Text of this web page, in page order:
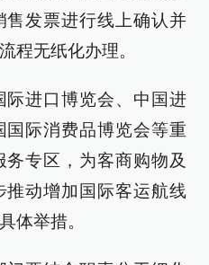
发票进行线上确认并
程无纸化办理。
进口博览会、中国进
际消费品博览会等重
专区，为客商购物及
动增加国际客运航线
体举措。